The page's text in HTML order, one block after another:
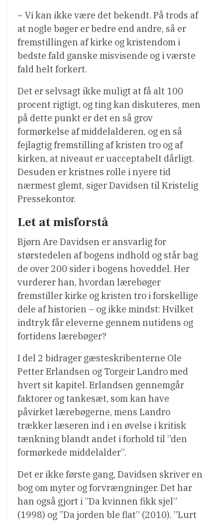
– Vi kan ikke være det bekendt. På trods af
at nogle bøger er bedre end andre, så er
fremstillingen af kirke og kristendom i
bedste fald ganske misvisende og i værste
fald helt forkert.
Det er selvsagt ikke muligt at få alt 100
procent rigtigt, og ting kan diskuteres, men
på dette punkt er det en så grov
formørkelse af middelalderen, og en så
fejlagtig fremstilling af kristen tro og af
kirken, at niveaut er uacceptabelt dårligt.
Desuden er kristnes rolle i nyere tid
nærmest glemt, siger Davidsen til Kristelig
Pressekontor.
Let at misforstå
Bjørn Are Davidsen er ansvarlig for
størstedelen af bogens indhold og står bag
de over 200 sider i bogens hoveddel. Her
vurderer han, hvordan lærebøger
fremstiller kirke og kristen tro i forskellige
dele af historien – og ikke mindst: Hvilket
indtryk får eleverne gennem nutidens og
fortidens lærebøger?
I del 2 bidrager gæsteskribenterne Ole
Petter Erlandsen og Torgeir Landro med
hvert sit kapitel. Erlandsen gennemgår
faktorer og tankesæt, som kan have
påvirket lærebøgerne, mens Landro
trækker læseren ind i en øvelse i kritisk
tænkning blandt andet i forhold til ”den
formørkede middelalder”.
Det er ikke første gang, Davidsen skriver en
bog om myter og forvrængninger. Det har
han også gjort i ”Da kvinnen fikk sjel”
(1998) og ”Da jorden ble flat” (2010). ”Lurt